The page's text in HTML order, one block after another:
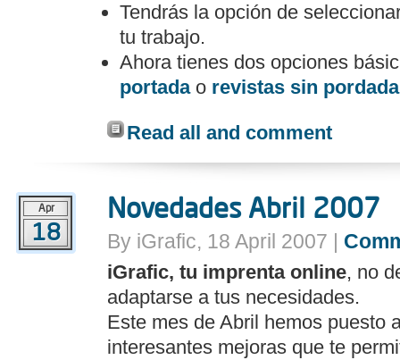
Tendrás la opción de
tu trabajo.
Ahora tienes dos opciones
portadao revistas sin
Read all and comment
Apr
18
Novedades Abril 2007
By iGrafic, 18 April 2007 |
iGrafic, tu imprenta online, no
adaptarse a tus necesidades.
Este mes de Abril hemos puesto
interesantes mejoras que te